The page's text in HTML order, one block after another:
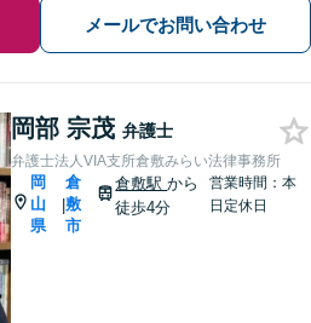
メールでお問い合わせ
岡部 宗茂 弁護士
弁護士法人VIA支所倉敷みらい法律事務所
岡
山
県
|
倉
敷
市
倉敷駅から
徒歩4分
営業時間：本
日定休日